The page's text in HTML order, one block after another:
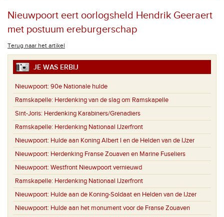
Nieuwpoort eert oorlogsheld Hendrik Geeraert
met postuum ereburgerschap
Terug naar het artikel
JE WAS ERBIJ
Nieuwpoort: 90e Nationale hulde
Ramskapelle: Herdenking van de slag om Ramskapelle
Sint-Joris: Herdenking Karabiners/Grenadiers
Ramskapelle: Herdenking Nationaal IJzerfront
Nieuwpoort: Hulde aan Koning Albert I en de Helden van de IJzer
Nieuwpoort: Herdenking Franse Zouaven en Marine Fuseliers
Nieuwpoort: Westfront Nieuwpoort vernieuwd
Ramskapelle: Herdenking Nationaal IJzerfront
Nieuwpoort: Hulde aan de Koning-Soldaat en Helden van de IJzer
Nieuwpoort: Hulde aan het monument voor de Franse Zouaven